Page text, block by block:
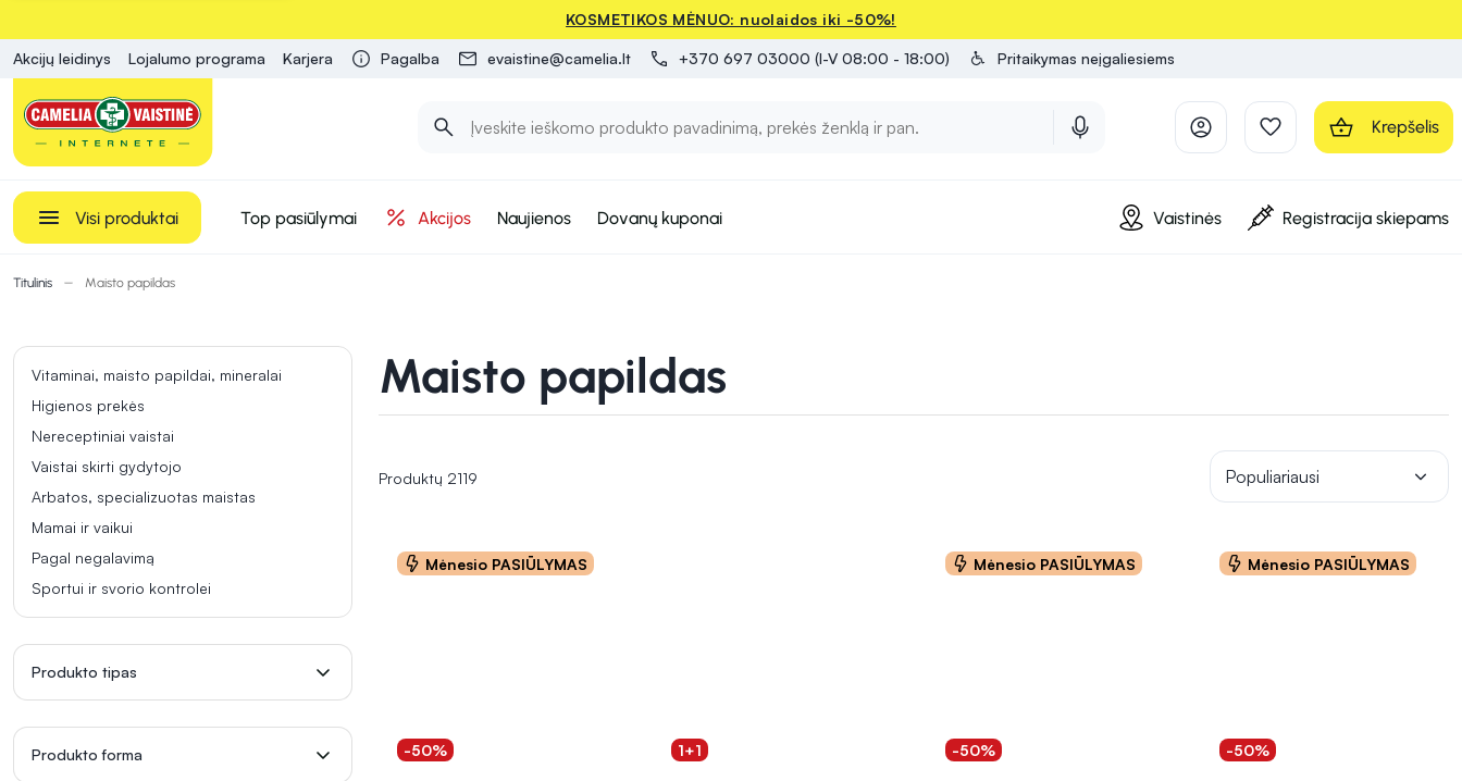
KOSMETIKOS MĖNUO: nuolaidos iki -50%!
Akcijų leidinys Lojalumo programa Karjera Pagalba evaistine@camelia.lt +370 697 03000 (I-V 08:00 - 18:00) Pritaikymas neįgaliesiems
Krepšelis
Visi produktai Top pasiūlymai Akcijos Naujienos Dovanų kuponai Vaistinės Registracija skiepams
Titulinis Maisto papildas
Vitaminai, maisto papildai, mineralai
Higienos prekės
Nereceptiniai vaistai
Vaistai skirti gydytojo
Arbatos, specializuotas maistas
Mamai ir vaikui
Pagal negalavimą
Sportui ir svorio kontrolei
Produkto tipas
Produkto forma
Maisto papildas
Produktų 2119 Populiariausi
Mėnesio PASIŪLYMAS
-50% 1+1
Mėnesio PASIŪLYMAS
-50%
Mėnesio PASIŪLYMAS
-50%